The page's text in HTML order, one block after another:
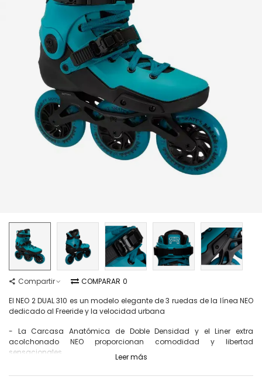
Compartir COMPARAR 0
El NEO 2 DUAL 310 es un modelo elegante de 3 ruedas de la línea NEO
dedicado al Freeride y la velocidad urbana
- La Carcasa Anatómica de Doble Densidad y el Liner extra
acolchonado NEO proporcionan comodidad y libertad
sensacionales.
Leer más